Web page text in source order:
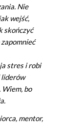
Nie
wejść,
skończyć
stres i robi
liderów
bo
mentor,